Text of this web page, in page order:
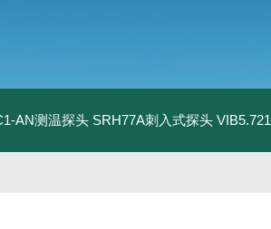
AN测温探头 SRH77A刺入式探头